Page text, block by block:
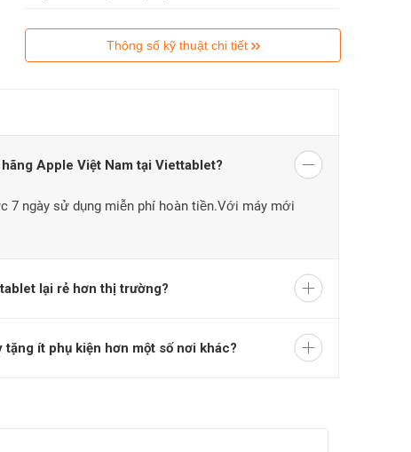
Thông số kỹ thuật chi tiết
Apple Việt Nam tại Viettablet?
7 ngày sử dụng miễn phí hoàn tiền.Với máy mới
lại rẻ hơn thị trường?
ít phụ kiện hơn một số nơi khác?